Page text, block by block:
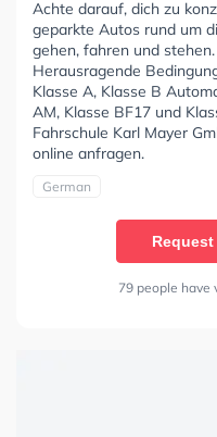
Achte darauf, dich zu
geparkte Autos rund um
gehen, fahren und
Herausragende
Klasse A, Klasse B
AM, Klasse BF17 und
Fahrschule Karl Mayer
online anfragen.
German
79 people have